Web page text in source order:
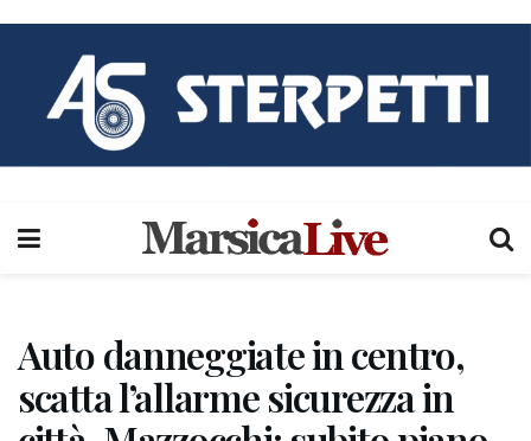
Auto danneggiate in centro,
scatta l’allarme sicurezza in